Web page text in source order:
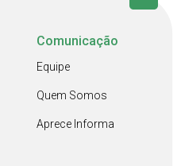
Comunicação
Equipe
Quem Somos
Aprece Informa